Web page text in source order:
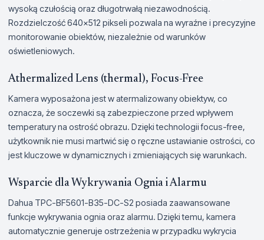
wysoką czułością oraz długotrwałą niezawodnością.
Rozdzielczość 640x512 pikseli pozwala na wyraźne i precyzyjne
monitorowanie obiektów, niezależnie od warunków
oświetleniowych.
Athermalized Lens (thermal), Focus-Free
Kamera wyposażona jest w atermalizowany obiektyw, co
oznacza, że soczewki są zabezpieczone przed wpływem
temperatury na ostrość obrazu. Dzięki technologii focus-free,
użytkownik nie musi martwić się o ręczne ustawianie ostrości, co
jest kluczowe w dynamicznych i zmieniających się warunkach.
Wsparcie dla Wykrywania Ognia i Alarmu
Dahua TPC-BF5601-B35-DC-S2 posiada zaawansowane
funkcje wykrywania ognia oraz alarmu. Dzięki temu, kamera
automatycznie generuje ostrzeżenia w przypadku wykrycia